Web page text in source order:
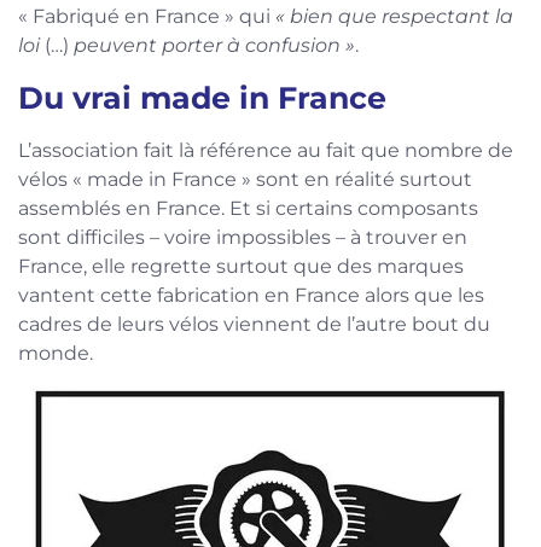
« Fabriqué en France » qui « bien que respectant la
loi(…) peuvent porter à confusion ».
Du vrai made in France
L’association fait là référence au fait que nombre de
vélos « made in France » sont en réalité surtout
assemblés en France. Et si certains composants
sont difficiles – voire impossibles – à trouver en
France, elle regrette surtout que des marques
vantent cette fabrication en France alors que les
cadres de leurs vélos viennent de l’autre bout du
monde.